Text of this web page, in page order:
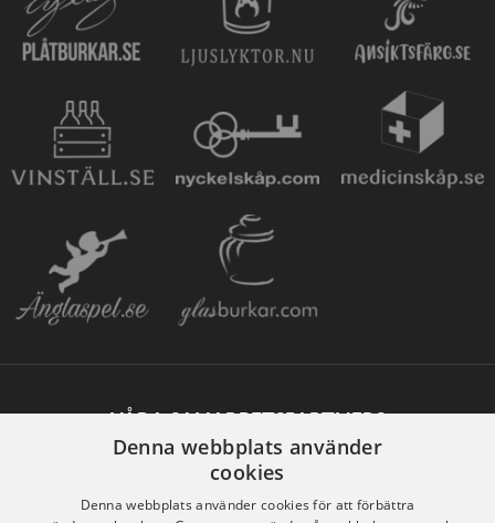
VÅRA SAMARBETSPARTNERS
Denna webbplats använder
cookies
Denna webbplats använder cookies för att förbättra